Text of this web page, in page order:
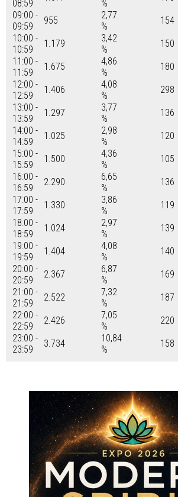
08:59
%
09:00 -
09:59
955
2,77
%
154
10:00 -
10:59
1.179
3,42
%
150
11:00 -
11:59
1.675
4,86
%
180
12:00 -
12:59
1.406
4,08
%
298
13:00 -
13:59
1.297
3,77
%
136
14:00 -
14:59
1.025
2,98
%
120
15:00 -
15:59
1.500
4,36
%
105
16:00 -
16:59
2.290
6,65
%
136
17:00 -
17:59
1.330
3,86
%
119
18:00 -
18:59
1.024
2,97
%
139
19:00 -
19:59
1.404
4,08
%
140
20:00 -
20:59
2.367
6,87
%
169
21:00 -
21:59
2.522
7,32
%
187
22:00 -
22:59
2.426
7,05
%
220
23:00 -
23:59
3.734
10,84
%
158